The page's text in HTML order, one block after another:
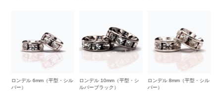
ロンデル 6mm（平型・シル
バー）
ロンデル 10mm（平型・シ
ルバーブラック）
ロンデル 8mm（平型・シル
バー）